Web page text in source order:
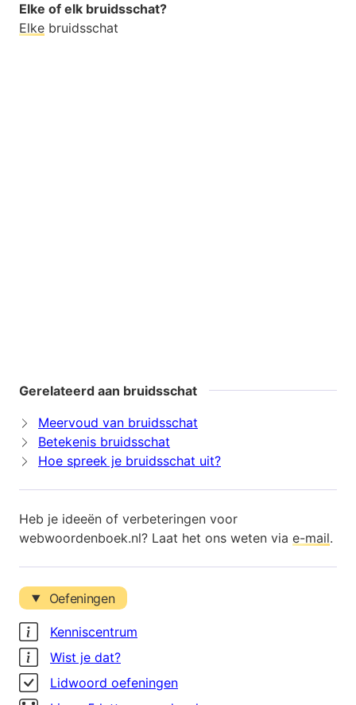
Elke of elk bruidsschat?
Elke bruidsschat
Gerelateerd aan bruidsschat
Meervoud van bruidsschat
Betekenis bruidsschat
Hoe spreek je bruidsschat uit?
Heb je ideeën of verbeteringen voor
webwoordenboek.nl? Laat het ons weten via e-mail.
Oefeningen
Kenniscentrum
Wist je dat?
Lidwoord oefeningen